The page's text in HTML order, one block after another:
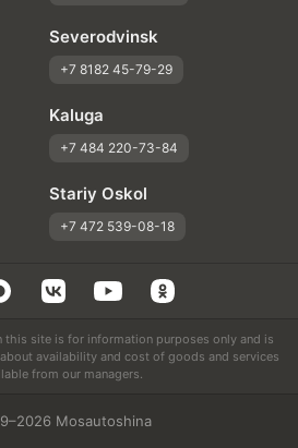
Severodvinsk
+7 8182 45-79-29
Kaluga
+7 484 220-73-84
Stariy Oskol
+7 472 539-08-18
this site is for information purposes only and is
availability and cost of goods and services
from our managers.
Mosautoshina